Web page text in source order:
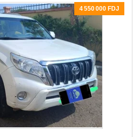
4 550 000 FDJ